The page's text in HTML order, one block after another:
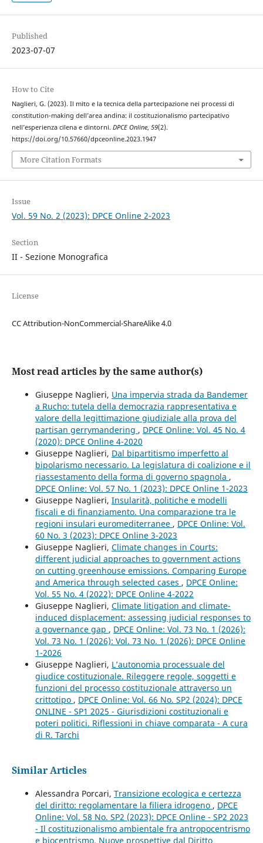
Published
2023-07-07
How to Cite
Naglieri, G. (2023). Il mito e la tecnica della partecipazione nei processi di
constitution-making dell’area andina: il costituzionalismo partecipativo
nell’esperienza cilena e dintorni. DPCE Online, 59(2).
https://doi.org/10.57660/dpceonline.2023.1947
More Citation Formats
Issue
Vol. 59 No. 2 (2023): DPCE Online 2-2023
Section
II - Sezione Monografica
License
CC Attribution-NonCommercial-ShareAlike 4.0
Most read articles by the same author(s)
Giuseppe Naglieri, Una impervia strada da Bandemer
a Rucho: tutela della democrazia rappresentativa e
valore della legittimazione giudiziale alla prova del
partisan gerrymandering , DPCE Online: Vol. 45 No. 4
(2020): DPCE Online 4-2020
Giuseppe Naglieri, Dal bipartitismo imperfetto al
bipolarismo necessario. La legislatura di coalizione e il
riassestamento della forma di governo spagnola ,
DPCE Online: Vol. 57 No. 1 (2023): DPCE Online 1-2023
Giuseppe Naglieri, Insularità, politiche e modelli
fiscali e di finanziamento. Una comparazione tra le
regioni insulari euromediterranee , DPCE Online: Vol.
60 No. 3 (2023): DPCE Online 3-2023
Giuseppe Naglieri, Climate changes in Courts:
different judicial approaches to government actions
on cutting greenhouse emissions. Comparing Europe
and America through selected cases , DPCE Online:
Vol. 55 No. 4 (2022): DPCE Online 4-2022
Giuseppe Naglieri, Climate litigation and climate-
induced displacement: assessing judicial responses to
a governance gap , DPCE Online: Vol. 73 No. 1 (2026):
Vol. 73 No. 1 (2026): Vol. 73 No. 1 (2026): DPCE Online
1-2026
Giuseppe Naglieri, L’autonomia processuale del
giudice costituzionale. Rileggere regole, soggetti e
funzioni del processo costituzionale attraverso un
crittotipo , DPCE Online: Vol. 66 No. SP2 (2024): DPCE
ONLINE - SP1 2025 - Giurisdizioni costituzionali e
poteri politici. Riflessioni in chiave comparata - A cura
di R. Tarchi
Similar Articles
Alessandra Porcari, Transizione ecologica e certezza
del diritto: regolamentare la filiera idrogeno , DPCE
Online: Vol. 58 No. SP2 (2023): DPCE Online - SP2 2023
- Il costituzionalismo ambientale fra antropocentrismo
e biocentrismo. Nuove prospettive dal Diritto